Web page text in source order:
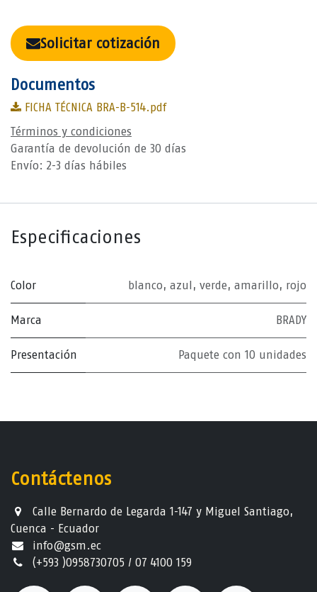
Solicitar cotización
Documentos
FICHA TÉCNICA BRA-B-514.pdf
Términos y condiciones
Garantía de devolución de 30 días
Envío: 2-3 días hábiles
Especificaciones
Color blanco, azul , verde, amarillo, rojo
Marca BRADY
Presentación Paquete con 10 unidades
Contáctenos
Calle Bernardo de Legarda 1-147 y Miguel Santiago,
Cuenca - Ecuador
info@gsm.ec​
(+593 )0958730705 / 07 4100 159